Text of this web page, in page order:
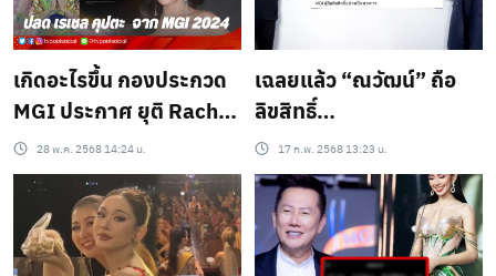
เกิดอะไรขึ้น กองประกวด
MGI ประกาศ ยุติ Rachel
Gupta จากตำแหน่งผู้ชนะ
ให้ส่งมงกุฏคืน ภายใน 30
วัน
28 พ.ค. 2568 14:24 น.
เฉลยแล้ว “ณวัฒน์” ถือ
ลิขสิทธิ์
“MissUniverseThailand”
แทน “แม่ปุ้ยtpn” เตรียม
ตั้งโต๊ะแถลงข่าว พรุ่งนี้
17 ก.พ. 2568 13:23 น.